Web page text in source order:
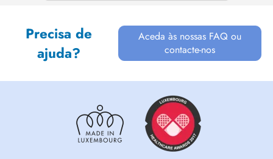
Precisa de
ajuda?
Aceda às nossas FAQ ou
contacte-nos